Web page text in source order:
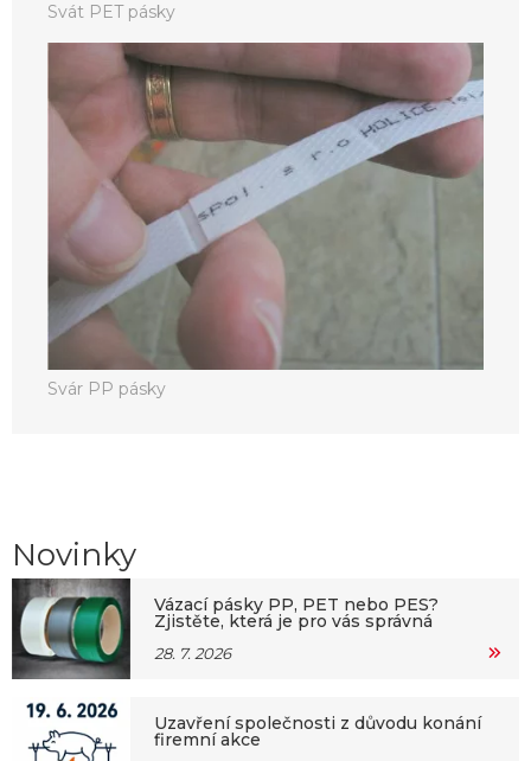
Svát PET pásky
Svár PP pásky
Novinky
Vázací pásky PP, PET nebo PES?
Zjistěte, která je pro vás správná
28. 7. 2026
Uzavření společnosti z důvodu konání
firemní akce